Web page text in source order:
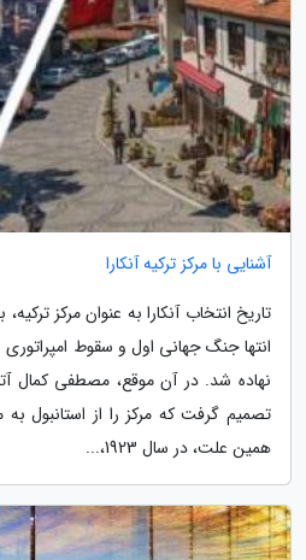
آشنایی با مرکز ترکیه آنکارا
انتها جنگ جهانی اول و سقوط
نهاده شد. در آن موقع، مصطفی کمال
تصمیم گرفت که مرکز را از استانبول
همین علت، در سال 1923،...